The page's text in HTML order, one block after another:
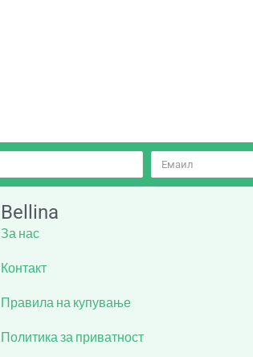
Bellina
За нас
Контакт
Правила на купување
Политика за приватност